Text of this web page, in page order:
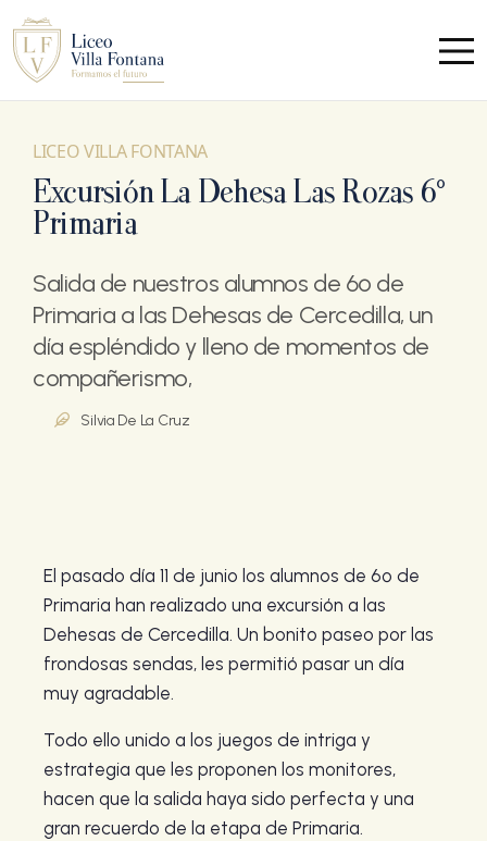
LICEO VILLA FONTANA
Excursión La Dehesa Las Rozas 6º
Primaria
Salida de nuestros alumnos de 6º de
Primaria a las Dehesas de Cercedilla, un
día espléndido y lleno de momentos de
compañerismo,
Silvia De La Cruz
El pasado día 11 de junio los alumnos de 6º de
Primaria han realizado una excursión a las
Dehesas de Cercedilla. Un bonito paseo por las
frondosas sendas, les permitió pasar un día
muy agradable.
Todo ello unido a los juegos de intriga y
estrategia que les proponen los monitores,
hacen que la salida haya sido perfecta y una
gran recuerdo de la etapa de Primaria.